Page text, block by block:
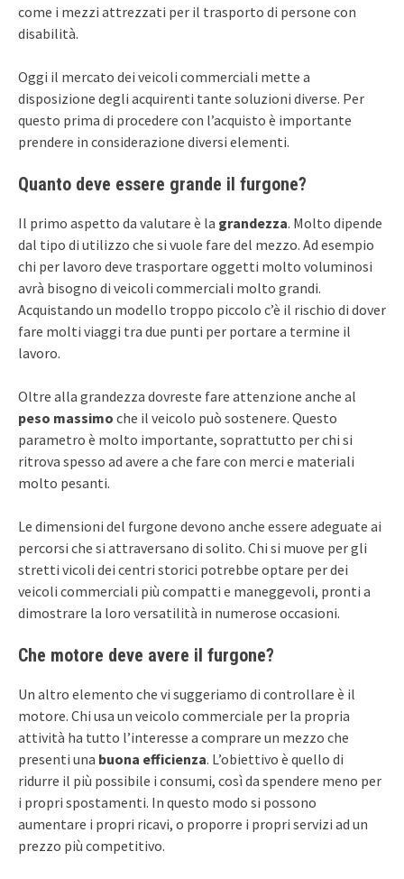
come i mezzi attrezzati per il trasporto di persone con
disabilità.
Oggi il mercato dei veicoli commerciali mette a
disposizione degli acquirenti tante soluzioni diverse. Per
questo prima di procedere con l’acquisto è importante
prendere in considerazione diversi elementi.
Quanto deve essere grande il furgone?
Il primo aspetto da valutare è la grandezza. Molto dipende
dal tipo di utilizzo che si vuole fare del mezzo. Ad esempio
chi per lavoro deve trasportare oggetti molto voluminosi
avrà bisogno di veicoli commerciali molto grandi.
Acquistando un modello troppo piccolo c’è il rischio di dover
fare molti viaggi tra due punti per portare a termine il
lavoro.
Oltre alla grandezza dovreste fare attenzione anche al
peso massimo che il veicolo può sostenere. Questo
parametro è molto importante, soprattutto per chi si
ritrova spesso ad avere a che fare con merci e materiali
molto pesanti.
Le dimensioni del furgone devono anche essere adeguate ai
percorsi che si attraversano di solito. Chi si muove per gli
stretti vicoli dei centri storici potrebbe optare per dei
veicoli commerciali più compatti e maneggevoli, pronti a
dimostrare la loro versatilità in numerose occasioni.
Che motore deve avere il furgone?
Un altro elemento che vi suggeriamo di controllare è il
motore. Chi usa un veicolo commerciale per la propria
attività ha tutto l’interesse a comprare un mezzo che
presenti una buona efficienza. L’obiettivo è quello di
ridurre il più possibile i consumi, così da spendere meno per
i propri spostamenti. In questo modo si possono
aumentare i propri ricavi, o proporre i propri servizi ad un
prezzo più competitivo.